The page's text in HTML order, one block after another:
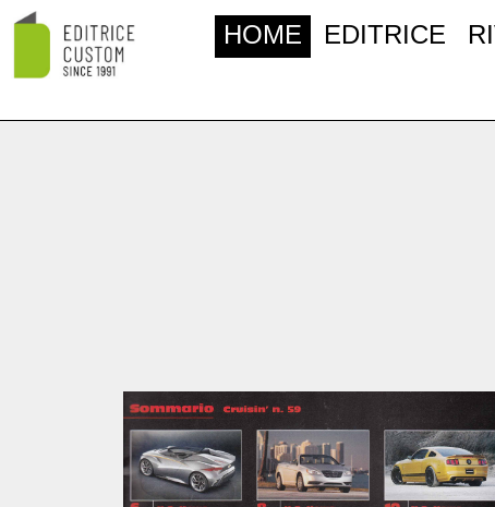
HOME EDITRICE